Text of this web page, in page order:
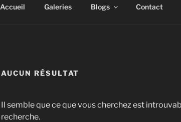
Accueil Galeries Blogs Contact
AUCUN RÉSULTAT
Il semble que ce que vous cherchez est
recherche.